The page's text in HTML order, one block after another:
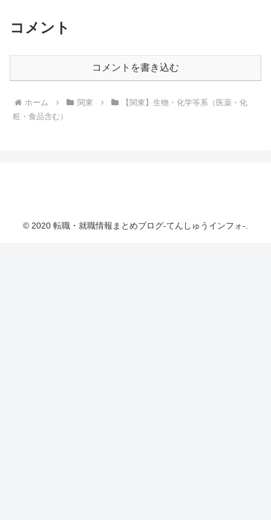
コメント
コメントを書き込む
ホーム 関東
【関東】生物・化学等系（医薬・化
粧・食品含む）
© 2020 転職・就職情報まとめブログ-てんしゅうインフォ-.